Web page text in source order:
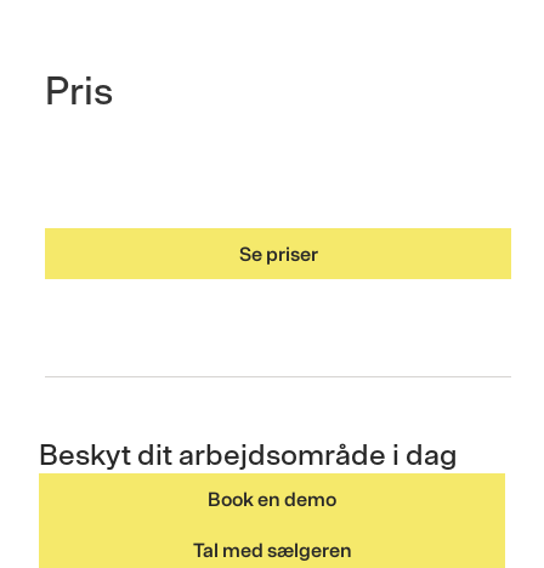
Pris
Se priser
Beskyt dit arbejdsområde i dag
Book en demo
Tal med sælgeren